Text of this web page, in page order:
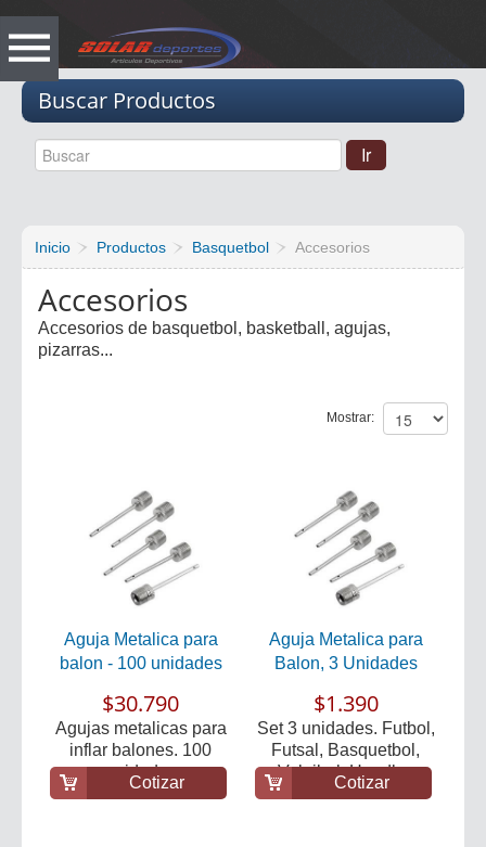
Buscar Productos
Inicio Productos Basquetbol Accesorios
Accesorios
Accesorios de basquetbol, basketball, agujas,
pizarras...
Mostrar:
Aguja Metalica para
balon - 100 unidades
$30.790
Agujas metalicas para
inflar balones. 100
unidades
Cotizar
Aguja Metalica para
Balon, 3 Unidades
$1.390
Set 3 unidades. Futbol,
Futsal, Basquetbol,
Voleibol, Handb...
Cotizar